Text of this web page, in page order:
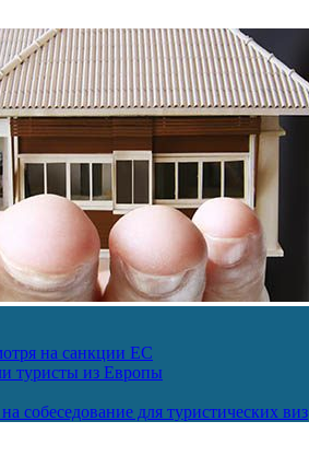
на санкции ЕС
туристы из Европы
собеседование для туристических виз